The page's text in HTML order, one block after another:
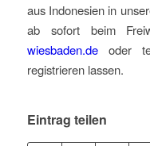
aus Indonesien in
ab sofort beim
wiesbaden.deoder
registrieren lassen.
Eintrag teilen